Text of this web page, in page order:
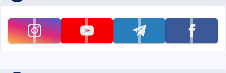
تابعنا على facebook تابعنا على telegram تابعنا على youtube تابعنا على instagram